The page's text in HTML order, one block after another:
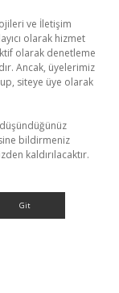
ve İletişim
olarak hizmet
olarak denetleme
Ancak, üyelerimiz
siteye üye olarak
bildirmeniz
kaldırılacaktır.